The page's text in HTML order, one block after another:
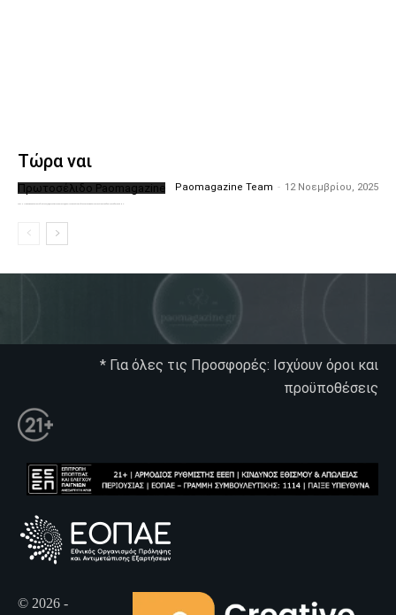
Τώρα ναι
Πρωτοσέλιδο Paomagazine Paomagazine Team - 12 Νοεμβρίου, 2025
* Για όλες τις Προσφορές: Ισχύουν όροι και
προϋποθέσεις
© 2026 -